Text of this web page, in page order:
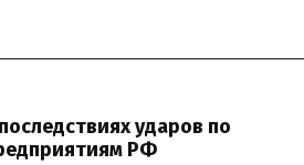
ударов по
РФ